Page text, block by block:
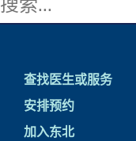
查找医生或服务
安排预约
加入东北